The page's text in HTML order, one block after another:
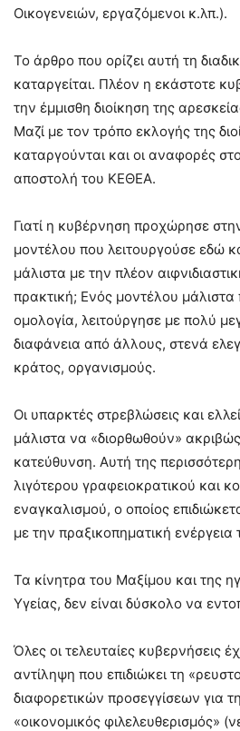
Οικογενειών, εργαζόμενοι κ.λπ.).
Το άρθρο που ορίζει αυτή τη
καταργείται. Πλέον η εκάστοτε
την έμμισθη διοίκηση της
Μαζί με τον τρόπο εκλογής της
καταργούνται και οι αναφορές
αποστολή του ΚΕΘΕΑ.
Γιατί η κυβέρνηση προχώρησε
μοντέλου που λειτουργούσε εδώ
μάλιστα με την πλέον
πρακτική; Ενός μοντέλου μάλιστα
ομολογία, λειτούργησε με πολύ
διαφάνεια από άλλους, στενά
κράτος, οργανισμούς.
Οι υπαρκτές στρεβλώσεις και
μάλιστα να «διορθωθούν»
κατεύθυνση. Αυτή της
λιγότερου γραφειοκρατικού και
εναγκαλισμού, ο οποίος
με την πραξικοπηματική
Τα κίνητρα του Μαξίμου και της
Υγείας, δεν είναι δύσκολο να
Όλες οι τελευταίες κυβερνήσεις
αντίληψη που επιδιώκει τη
διαφορετικών προσεγγίσεων για
«οικονομικός φιλελευθερισμός»